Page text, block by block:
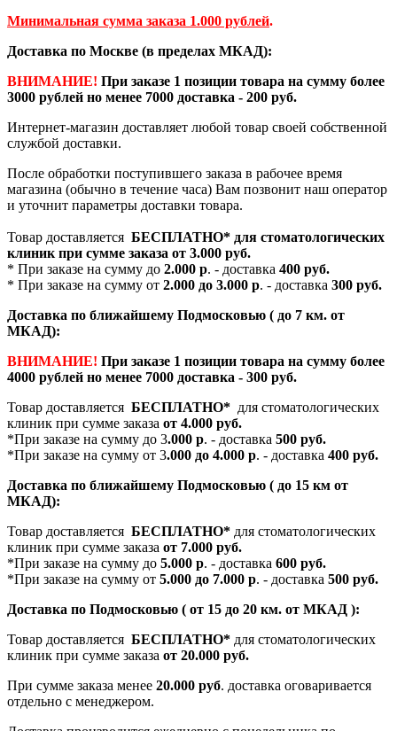
Минимальная сумма заказа 1.000 рублей.
Доставка по Москве (в пределах МКАД):
ВНИМАНИЕ! При заказе 1 позиции товара на сумму более
3000 рублей но менее 7000 доставка - 200 руб.
Интернет-магазин доставляет любой товар своей собственной
службой доставки.
После обработки поступившего заказа в рабочее время
магазина (обычно в течение часа) Вам позвонит наш оператор
и уточнит параметры доставки товара.
Товар доставляется БЕСПЛАТНО* для стоматологических
клиник при сумме заказа от 3.000 руб.
* При заказе на сумму до 2.000 р. - доставка 400 руб.
* При заказе на сумму от 2.000 до 3.000 р. - доставка 300 руб.
Доставка по ближайшему Подмосковью ( до 7 км. от
МКАД):
ВНИМАНИЕ! При заказе 1 позиции товара на сумму более
4000 рублей но менее 7000 доставка - 300 руб.
Товар доставляется БЕСПЛАТНО* для стоматологических
клиник при сумме заказа от 4.000 руб.
*При заказе на сумму до 3.000 р. - доставка 500 руб.
*При заказе на сумму от 3.000 до 4.000 р. - доставка 400 руб.
Доставка по ближайшему Подмосковью ( до 15 км от
МКАД):
Товар доставляется БЕСПЛАТНО* для стоматологических
клиник при сумме заказа от 7.000 руб.
*При заказе на сумму до 5.000 р. - доставка 600 руб.
*При заказе на сумму от 5.000 до 7.000 р. - доставка 500 руб.
Доставка по Подмосковью ( от 15 до 20 км. от МКАД ):
Товар доставляется БЕСПЛАТНО* для стоматологических
клиник при сумме заказа от 20.000 руб.
При сумме заказа менее 20.000 руб. доставка оговаривается
отдельно с менеджером.